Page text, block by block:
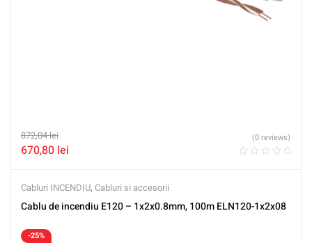
872,04lei
670,80 lei
(0 reviews)
Cabluri INCENDIU, Cabluri si accesorii
Cablu de incendiu E120 – 1x2x0.8mm, 100m ELN120-1x2x08
-25%